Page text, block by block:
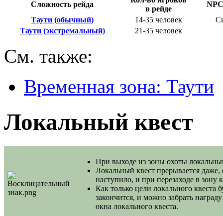
Сложность рейда
в рейде
Таути (обычный)
14-35 человек
Таути (экстремальный)
21-35 человек
См. также:
Временная зона: Таути
Локальный квест
При выходе из зоны охоты
Локальный квест прерывается
наступило, и при перезаходе в зону
Как только цели локального квеста
закончится, и можно забрать
окна локального квеста.